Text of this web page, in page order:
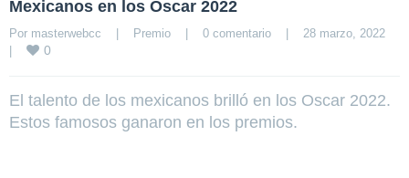
Mexicanos en los Oscar 2022
Por masterwebcc | Premio | 0 comentario |
|
0
El talento de los mexicanos brilló en los Oscar 2022.
Estos famosos ganaron en los premios.